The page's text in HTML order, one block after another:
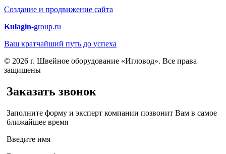
Создание и продвижение сайта
Kulagin-group.ru
Ваш кратчайший путь до успеха
© 2026 г. Швейное оборудование «Игловод». Все права
защищены
Заказать звонок
Заполните форму и эксперт компании позвонит Вам в самое
ближайшее время
Введите имя